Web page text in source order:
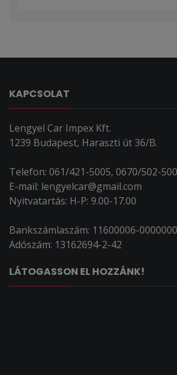
KAPCSOLAT
Lengyel Car Impex Kft.
1239 Budapest, Haraszti út 36/B.
Telefon: 061/421-5005, 0670/502-
E-mail: lengyelcar@gmail.com
Nyitvatartás: H-P: 9.00-17.00
Bankszámlaszám: 11600006-
Adószám: 13162694-2-42
LÁTOGASSON EL HOZZÁNK!